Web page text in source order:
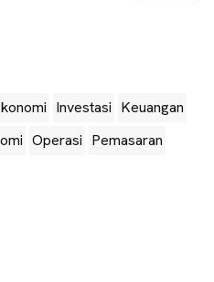
Investasi Keuangan
Operasi Pemasaran